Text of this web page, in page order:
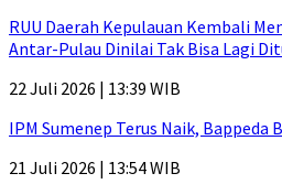
RUU Daerah Kepulauan Kembali
Antar-Pulau Dinilai Tak Bisa Lagi
22 Juli 2026 | 13:39 WIB
IPM Sumenep Terus Naik, Bappeda
21 Juli 2026 | 13:54 WIB